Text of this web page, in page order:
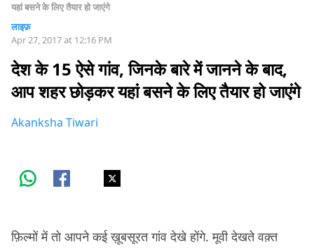
यहां बसने के लिए तैयार हो जाएंगे
लाइफ़
Apr 27, 2017 at 12:16 PM
देश के 15 ऐसे गांव, जिनके बारे में जानने के बाद,
आप शहर छोड़कर यहां बसने के लिए तैयार हो जाएंगे
Akanksha Tiwari
फ़िल्मों में तो आपने कई ख़ूबसूरत गांव देखे होंगे. मूवी देखते वक़्त